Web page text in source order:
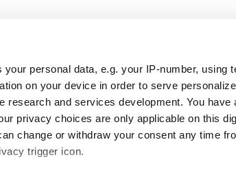
your personal data, e.g. your IP-number, using
on your device in order to serve
research and services development. You have
privacy choices are only applicable on this
change or withdraw your consent any time
trigger icon.
Nützliche Links
Mein Marca Corona
Arbeiten Sie mit uns
Galerie Marca Corona
Rechtsraum
Privacy